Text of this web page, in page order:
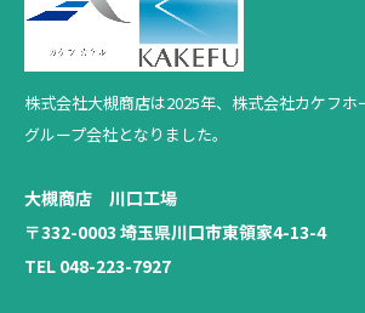
株式会社大槻商店は2025年、 株式会社カケフホ
グループ会社となりました。
大槻商店 川口工場
〒332-0003 埼玉県川口市東領家4-13-4
TEL 048-223-7927